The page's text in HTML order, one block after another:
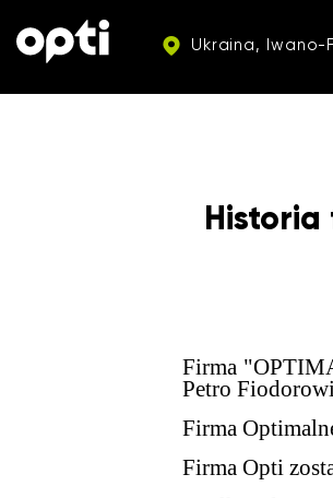
Ukraina, Iwano-
Historia
Firma
Petro
Firma
Firma Opti